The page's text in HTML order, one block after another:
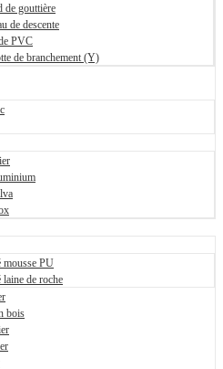
de gouttière
de descente
PVC
de branchement (Y)
mousse PU
laine de roche
bois